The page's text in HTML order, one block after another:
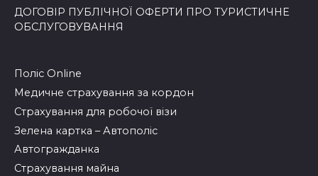
ДОГОВІР ПУБЛІЧНОЇ ОФЕРТИ ПРО ТУРИСТИЧНЕ
ОБСЛУГОВУВАННЯ
Поліс Online
Медичне страхування за кордон
Страхування для робочої візи
Зелена картка – Автополіс
Автогражданка
Страхування майна